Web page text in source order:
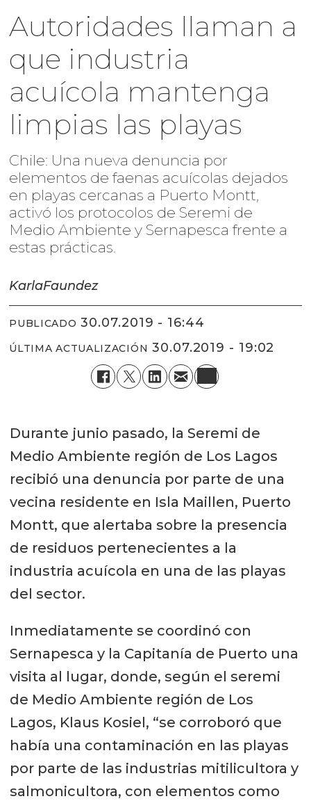
Autoridades llaman a
que industria
acuícola mantenga
limpias las playas
Chile: Una nueva denuncia por
elementos de faenas acuícolas dejados
en playas cercanas a Puerto Montt,
activó los protocolos de Seremi de
Medio Ambiente y Sernapesca frente a
estas prácticas.
KarlaFaundez
PUBLICADO 30.07.2019 - 16:44
ÚLTIMA ACTUALIZACIÓN 30.07.2019 - 19:02
Durante junio pasado, la Seremi de
Medio Ambiente región de Los Lagos
recibió una denuncia por parte de una
vecina residente en Isla Maillen, Puerto
Montt, que alertaba sobre la presencia
de residuos pertenecientes a la
industria acuícola en una de las playas
del sector.
Inmediatamente se coordinó con
Sernapesca y la Capitanía de Puerto una
visita al lugar, donde, según el seremi
de Medio Ambiente región de Los
Lagos, Klaus Kosiel, “se corroboró que
había una contaminación en las playas
por parte de las industrias mitilicultora y
salmonicultora, con elementos como